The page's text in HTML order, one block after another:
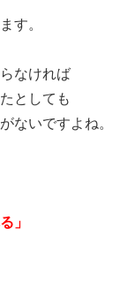
す。
なければ
としても
ないですよね。
」